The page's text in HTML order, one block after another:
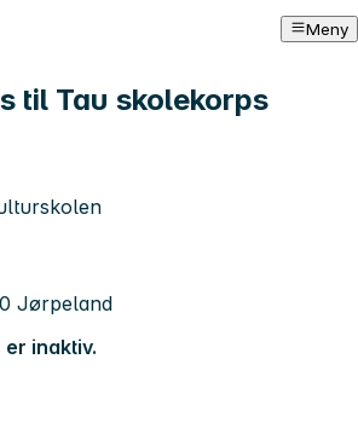
Meny
til Tau skolekorps
Jørpeland
inaktiv.